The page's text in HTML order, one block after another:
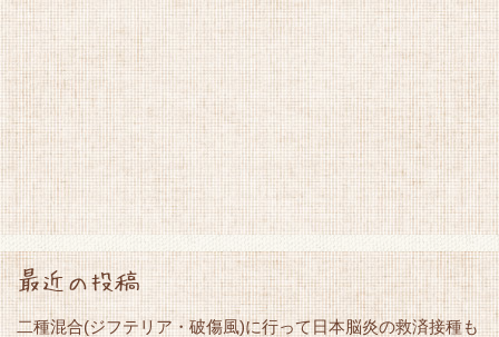
最近の投稿
二種混合(ジフテリア・破傷風)に行って日本脳炎の救済接種も